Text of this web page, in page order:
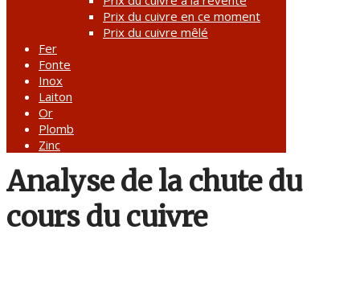
Prix du cuivre en ce moment
Prix du cuivre mêlé
Fer
Fonte
Inox
Laiton
Or
Plomb
Zinc
Analyse de la chute du
cours du cuivre